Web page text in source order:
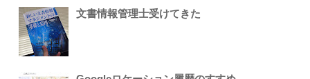
文書情報管理士受けてきた